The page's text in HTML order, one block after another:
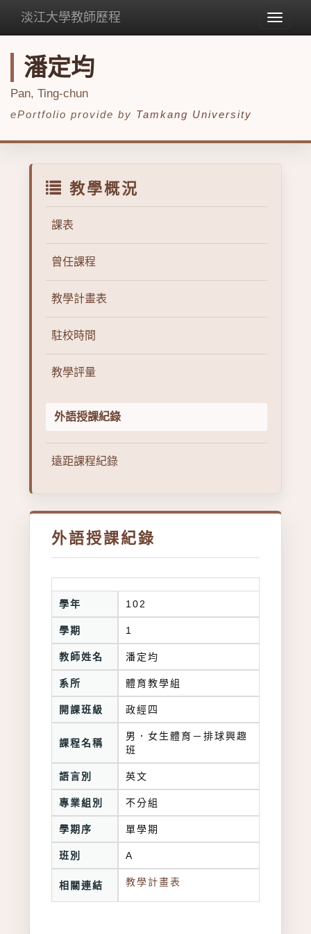
Toggle
淡江大學教師歷程
潘定均
Pan, Ting-chun
ePortfolio provide by Tamkang University
教學概況
課表
曾任課程
教學計畫表
駐校時間
教學評量
外語授課紀錄
遠距課程紀錄
外語授課紀錄
學年 102
學期 1
教師姓名 潘定均
系所 體育教學組
開課班級 政經四
課程名稱
男．女生體育－排球興趣
班
語言別 英文
專業組別 不分組
學期序 單學期
班別 A
相關連結 教學計畫表